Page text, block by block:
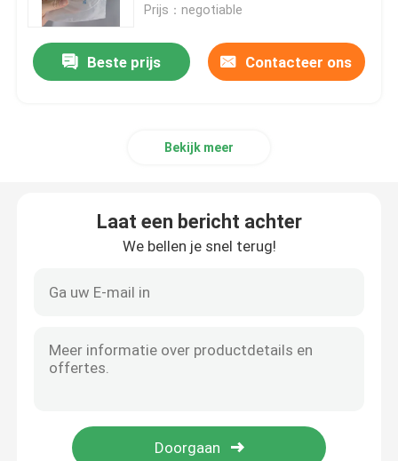
neuskanneel Wikkeling en
Prijs：negotiable
Beste prijs Contacteer ons
Bekijk meer
Laat een bericht achter
We bellen je snel terug!